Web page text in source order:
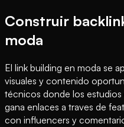
Construir
moda
El link building en moda se
visuales y contenido
técnicos donde los estudios
gana enlaces a traves de
con influencers y